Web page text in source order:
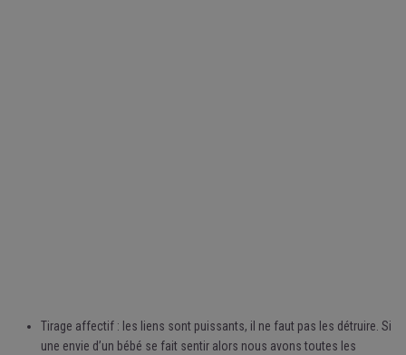
Tirage affectif : les liens sont puissants, il ne faut pas les détruire. Si
une envie d’un bébé se fait sentir alors nous avons toutes les